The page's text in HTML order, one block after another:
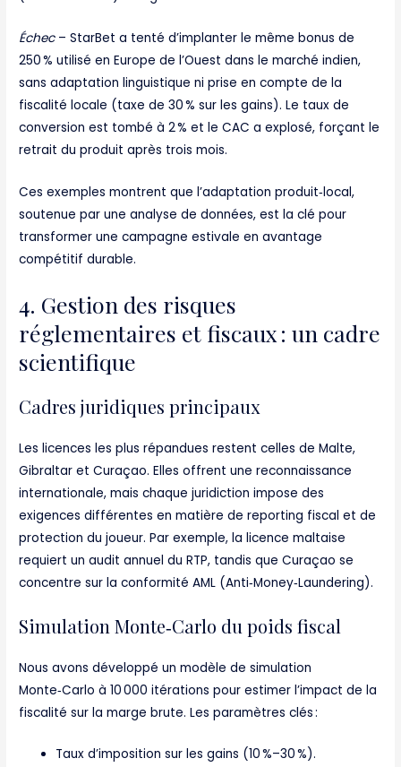
Échec– StarBet a tenté d’implanter le même bonus de
250 % utilisé en Europe de l’Ouest dans le marché indien,
sans adaptation linguistique ni prise en compte de la
fiscalité locale (taxe de 30 % sur les gains). Le taux de
conversion est tombé à 2 % et le CAC a explosé, forçant le
retrait du produit après trois mois.
Ces exemples montrent que l’adaptation produit‑local,
soutenue par une analyse de données, est la clé pour
transformer une campagne estivale en avantage
compétitif durable.
4. Gestion des risques
réglementaires et fiscaux : un cadre
scientifique
Cadres juridiques principaux
Les licences les plus répandues restent celles de Malte,
Gibraltar et Curaçao. Elles offrent une reconnaissance
internationale, mais chaque juridiction impose des
exigences différentes en matière de reporting fiscal et de
protection du joueur. Par exemple, la licence maltaise
requiert un audit annuel du RTP, tandis que Curaçao se
concentre sur la conformité AML (Anti‑Money‑Laundering).
Simulation Monte‑Carlo du poids fiscal
Nous avons développé un modèle de simulation
Monte‑Carlo à 10 000 itérations pour estimer l’impact de la
fiscalité sur la marge brute. Les paramètres clés :
Taux d’imposition sur les gains (10 %–30 %).